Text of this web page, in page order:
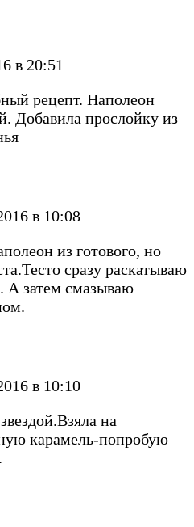
в 20:51
рецепт. Наполеон
Добавила прослойку из
в 10:08
из готового, но
сразу раскатываю
А затем смазываю
в 10:10
на
карамель-попробую